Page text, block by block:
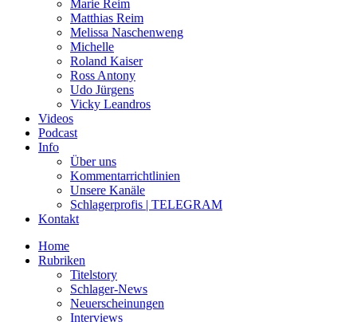
Marie Reim
Matthias Reim
Melissa Naschenweng
Michelle
Roland Kaiser
Ross Antony
Udo Jürgens
Vicky Leandros
Videos
Podcast
Info
Über uns
Kommentarrichtlinien
Unsere Kanäle
Schlagerprofis | TELEGRAM
Kontakt
Home
Rubriken
Titelstory
Schlager-News
Neuerscheinungen
Interviews